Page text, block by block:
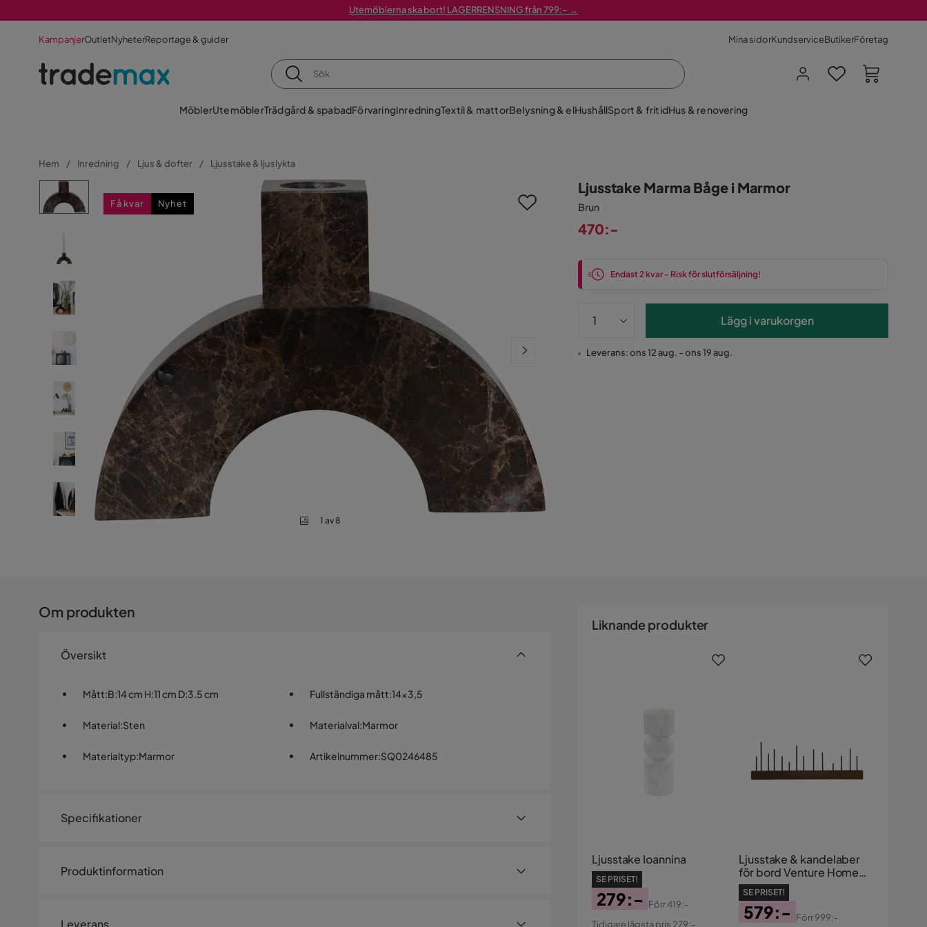
Utemöblerna ska bort! LAGERRENSNING från 799:– →
KampanjerOutletNyheterReportage & guider Mina sidorKundserviceButikerFöretag
MöblerUtemöblerTrädgård & spabadFörvaringInredningTextil & mattorBelysning & elHushållSport & fritidHus & renovering
Hem Inredning Ljus & dofter Ljusstake & ljuslykta
Få kvar Nyhet
1 av 8
Ljusstake Marma Båge i Marmor
Brun
470:-
Endast 2 kvar - Risk för slutförsäljning!
Lägg i varukorgen
Leverans: ons 12 aug. - ons 19 aug.
Om produkten
Översikt
Mått:B:14 cm H:11 cm D:3.5 cm Fullständiga mått:14x3,5
Material:Sten Materialval:Marmor
Materialtyp:Marmor Artikelnummer:SQ0246485
Specifikationer
Storlek
Produktinformation
Leverans
Liknande produkter
Ljusstake Ioannina
SE PRISET!
Pris
279:-
Original
Förr419:-
Tidigare lägsta pris 279:-
Ljusstake & kandelaber
för bord Venture Home
Kungsberget Ljusstake
Walnut
SE PRISET!
579:-
Förr999:-